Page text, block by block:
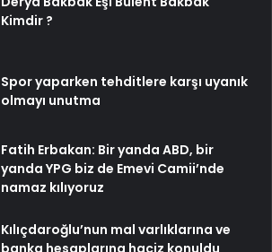
Kimdir ?
Spor yaparken tehditlere karşı uyanık
olmayı unutma
Fatih Erbakan: Bir yanda ABD, bir
yanda YPG biz de Emevi Camii’nde
namaz kılıyoruz
Kılıçdaroğlu’nun mal varlıklarına ve
banka hesaplarına haciz konuldu